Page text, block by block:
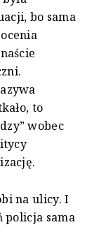
bo sama
to
wobec
na ulicy. I
policja sama